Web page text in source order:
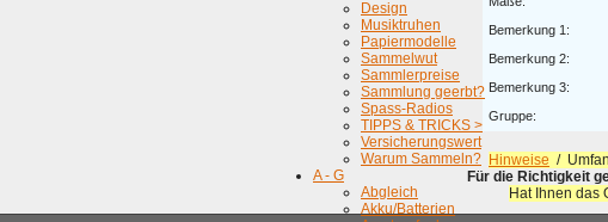
Design
Musiktruhen
Papiermodelle
Sammelwut
Sammlerpreise
Sammlung geerbt?
Spass-Radios
TIPPS & TRICKS >
Versicherungswert
Warum Sammeln?
A - G
Abgleich
Akku/Batterien
Bemerkung 1:
Bemerkung 2:
Bemerkung 3:
Gruppe:
Hinweise /
Für die Richtigkeit
Hat Ihnen das